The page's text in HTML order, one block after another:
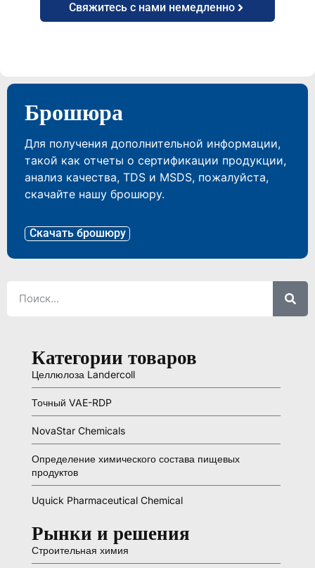
Свяжитесь с нами немедленно
Брошюра
Для получения дополнительной информации,
такой как отчеты о сертификации продукции,
анализ качества, TDS и MSDS, пожалуйста,
скачайте нашу брошюру.
Скачать брошюру
Категории товаров
Целлюлоза Landercoll
Точный VAE-RDP
NovaStar Chemicals
Определение химического состава пищевых
продуктов
Uquick Pharmaceutical Chemical
Рынки и решения
Строительная химия